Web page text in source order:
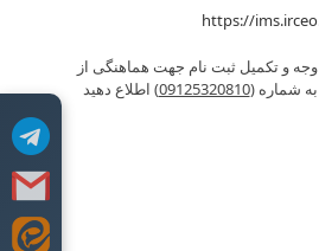
https://
وجه و تکمیل ثبت نام جهت هماهنگی از
به شماره (09125320810) اطلاع دهید